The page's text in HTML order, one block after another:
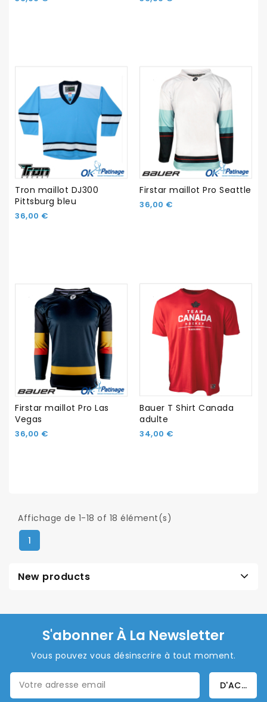
Tron maillot DJ300
Pittsburg bleu
36,00 €
Firstar maillot Pro Seattle
36,00 €
Firstar maillot Pro Las
Vegas
36,00 €
Bauer T Shirt Canada
adulte
34,00 €
Affichage de 1-18 of 18 élément(s)
1
New products
S'abonner À La Newsletter
Vous pouvez vous désinscrire à tout moment.